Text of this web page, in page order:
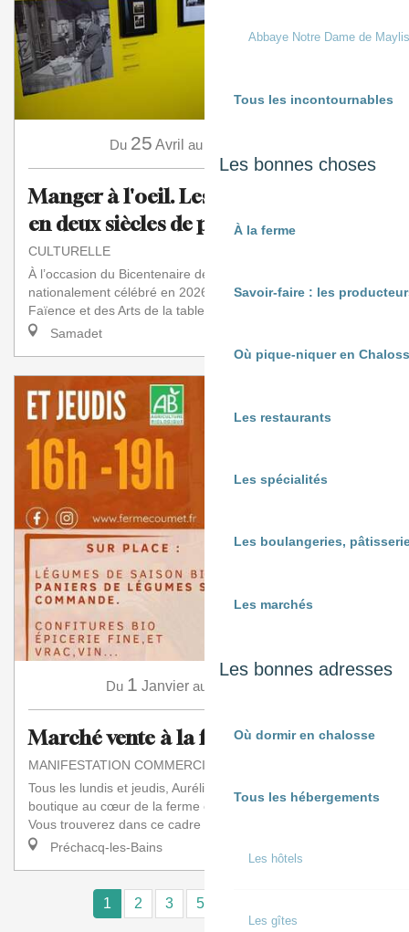
Abbaye Notre Dame de Maylis
Tous les incontournables
Les bonnes choses
À la ferme
Savoir-faire : les
Où pique-niquer en
Les restaurants
Les spécialités
Les boulangeries,
Les marchés
Les bonnes adresses
Où dormir en chalosse
Tous les hébergements
Les hôtels
Les gîtes
Du 25 Avril au
Manger à l'oeil. Les Français à table
en deux siècles de photos
CULTURELLE
À l’occasion du Bicentenaire de la Photographie
nationalement célébré en 2026-2027, le Musée de la
Faïence et des Arts de la table a l’honneur de rece...
Samadet
Du 1 Janvier au
Marché vente à la ferme
MANIFESTATION COMMERCIALE
Tous les lundis et jeudis, Aurélie vous accueille dans sa
boutique au cœur de la ferme en maraîchage biologique.
Vous trouverez dans ce cadre agréable...
Préchacq-les-Bains
1 2 3 5+